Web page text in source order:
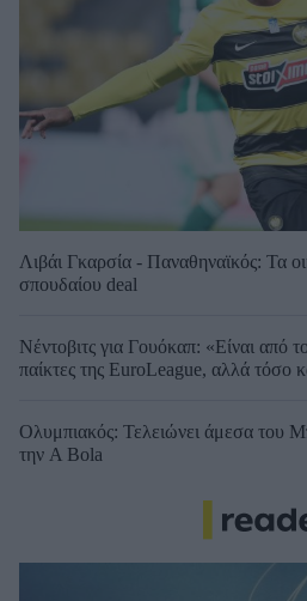
Λιβάι Γκαρσία - Παναθηναϊκός: Τα
σπουδαίου deal
Νέντοβιτς για Γουόκαπ: «Είναι από
παίκτες της EuroLeague, αλλά τόσο
Ολυμπιακός: Τελειώνει άμεσα του
την A Bola